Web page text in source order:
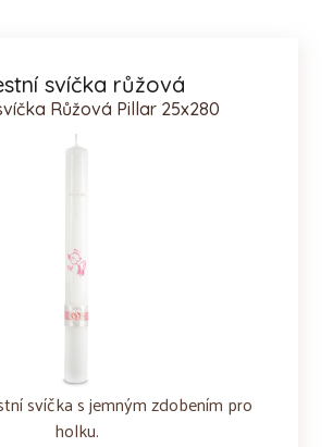
svíčka růžová
Růžová Pillar 25x280
svíčka s jemným zdobením pro
holku.